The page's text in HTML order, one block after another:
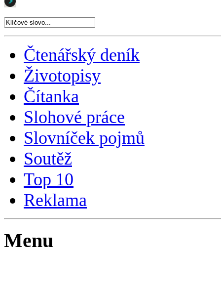
Čtenářský deník
Životopisy
Čítanka
Slohové práce
Slovníček pojmů
Soutěž
Top 10
Reklama
Menu